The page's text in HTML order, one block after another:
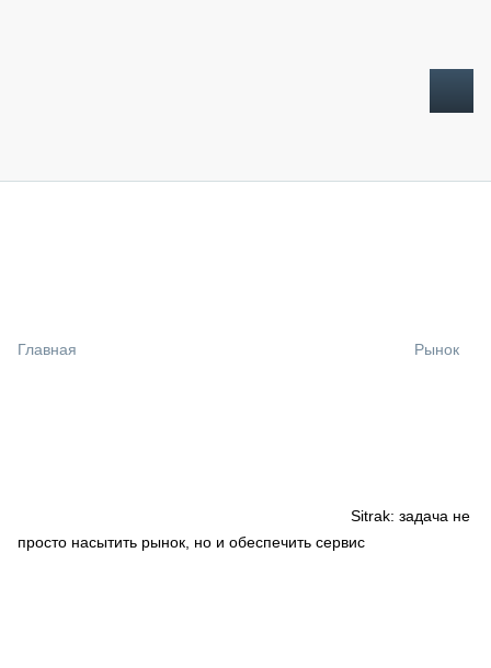
СПЕЦПРОЕКТЫ
Главная Рынок
Sitrak: задача не
просто насытить рынок, но и обеспечить сервис